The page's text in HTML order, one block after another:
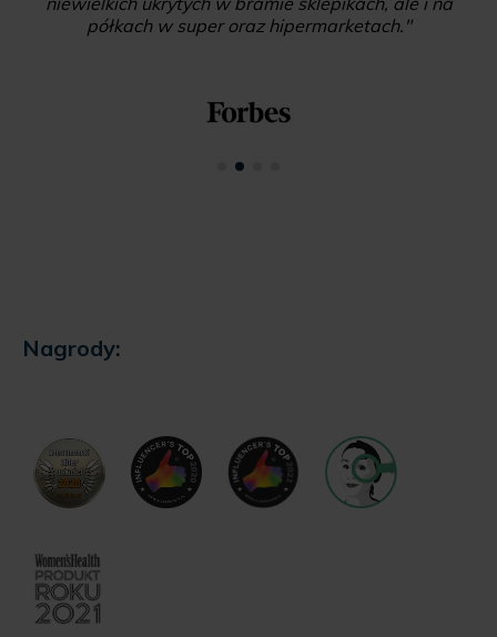
półkach w super oraz hipermarketach."
Nagrody: